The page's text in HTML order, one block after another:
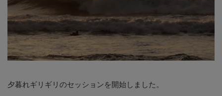
夕暮れギリギリのセッションを開始しました。